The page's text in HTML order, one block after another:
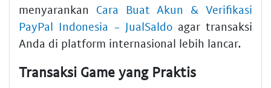
menyarankan Cara Buat Akun & Verifikasi
PayPal Indonesia - JualSaldo agar transaksi
Anda di platform internasional lebih lancar.
Transaksi Game yang Praktis